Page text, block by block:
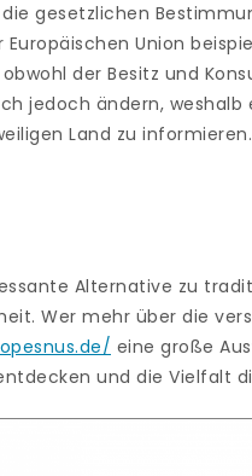
gesetzlichen
Union
der Besitz und
jedoch ändern,
Land zu informieren.
Alternative zu
Wer mehr über die
eine große
und die Vielfalt